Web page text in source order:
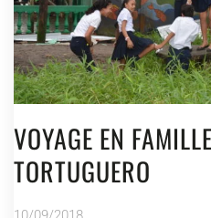
VOYAGE EN
TORTUGUERO